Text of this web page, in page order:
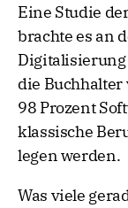
Eine Studie
brachte es an
die
98 Prozent
klassische
legen werden.
Was viele